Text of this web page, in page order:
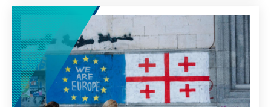
Regierung und Opposition zeigten sich jedoch
nicht bereit, das Problem anzuerkennen,
geschweige denn es anzugehen.